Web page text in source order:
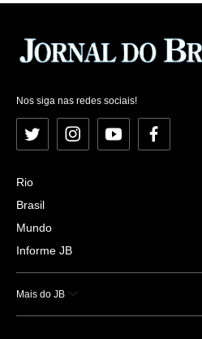
Nos siga nas redes sociais!
Twitter InstagramYouTubeFacebook
Rio
Brasil
Mundo
Informe JB
Mais do JB
Esportes